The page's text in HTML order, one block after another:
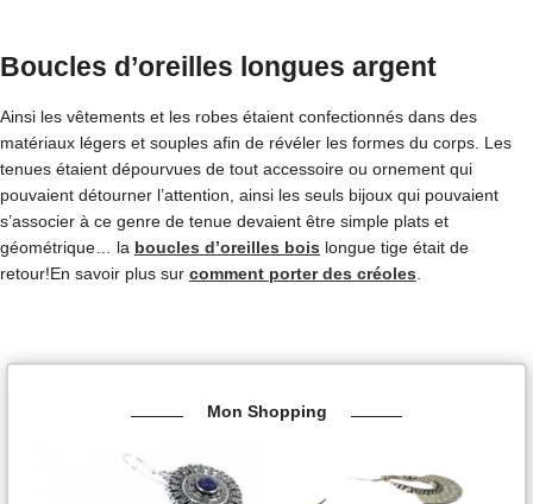
Boucles d’oreilles longues argent
Ainsi les vêtements et les robes étaient confectionnés dans des
matériaux légers et souples afin de révéler les formes du corps. Les
tenues étaient dépourvues de tout accessoire ou ornement qui
pouvaient détourner l’attention, ainsi les seuls bijoux qui pouvaient
s’associer à ce genre de tenue devaient être simple plats et
géométrique… la boucles d’oreilles bois longue tige était de
retour!En savoir plus sur comment porter des créoles
Mon Shopping